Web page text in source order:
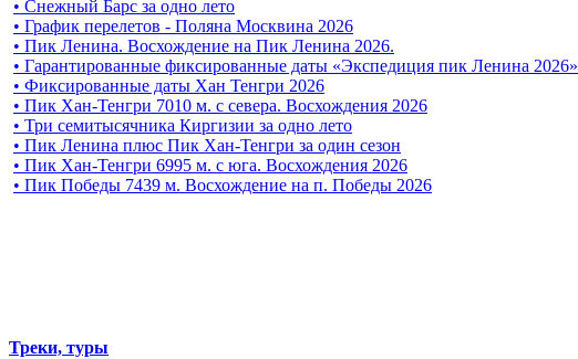
• Снежный Барс за одно лето
• График перелетов - Поляна Москвина 2026
• Пик Ленина. Восхождение на Пик Ленина 2026.
• Гарантированные фиксированные даты «Экспедиция пик Ленина 2026»
• Фиксированные даты Хан Тенгри 2026
• Пик Хан-Тенгри 7010 м. с севера. Восхождения 2026
• Три семитысячника Киргизии за одно лето
• Пик Ленина плюс Пик Хан-Тенгри за один сезон
• Пик Хан-Тенгри 6995 м. c юга. Восхождения 2026
• Пик Победы 7439 м. Восхождение на п. Победы 2026
Треки, туры